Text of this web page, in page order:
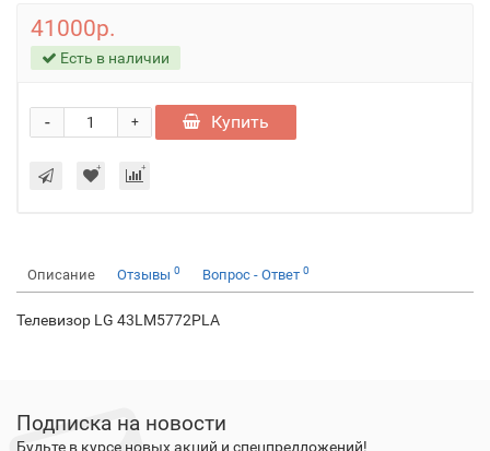
41000р.
Есть в наличии
+
- Купить
Описание Отзывы 0 Вопрос - Ответ 0
Телевизор LG 43LM5772PLA
Подписка на новости
Будьте в курсе новых акций и спецпредложений!